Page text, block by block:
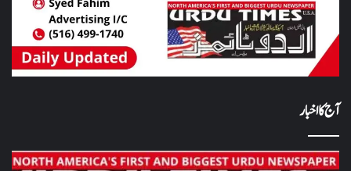
آج کا اخبار